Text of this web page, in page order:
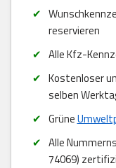
reservieren
Alle Kfz-
Kostenloser
selben
Grüne
Alle
74069)